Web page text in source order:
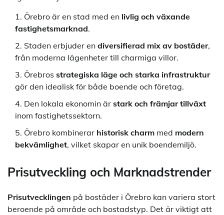
Örebro är en stad med en livlig och växande
fastighetsmarknad.
Staden erbjuder en diversifierad mix av bostäder,
från moderna lägenheter till charmiga villor.
Örebros strategiska läge och starka infrastruktur
gör den idealisk för både boende och företag.
Den lokala ekonomin är stark och främjar tillväxt
inom fastighetssektorn.
Örebro kombinerar historisk charm med modern
bekvämlighet, vilket skapar en unik boendemiljö.
Prisutveckling och Marknadstrender
Prisutvecklingen på bostäder i Örebro kan variera stort
beroende på område och bostadstyp. Det är viktigt att